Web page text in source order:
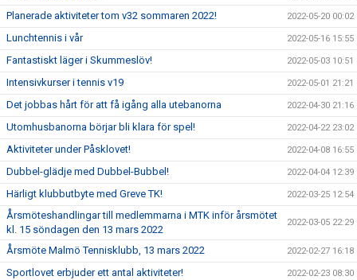
Planerade aktiviteter tom v32 sommaren 2022! 2022-05-20 00:02
Lunchtennis i vår 2022-05-16 15:55
Fantastiskt läger i Skummeslöv! 2022-05-03 10:51
Intensivkurser i tennis v19 2022-05-01 21:21
Det jobbas hårt för att få igång alla utebanorna 2022-04-30 21:16
Utomhusbanorna börjar bli klara för spel! 2022-04-22 23:02
Aktiviteter under Påsklovet! 2022-04-08 16:55
Dubbel-glädje med Dubbel-Bubbel! 2022-04-04 12:39
Härligt klubbutbyte med Greve TK! 2022-03-25 12:54
Årsmöteshandlingar till medlemmarna i MTK inför årsmötet
kl. 15 söndagen den 13 mars 2022
2022-03-05 22:29
Årsmöte Malmö Tennisklubb, 13 mars 2022 2022-02-27 16:18
Sportlovet erbjuder ett antal aktiviteter! 2022-02-23 08:30